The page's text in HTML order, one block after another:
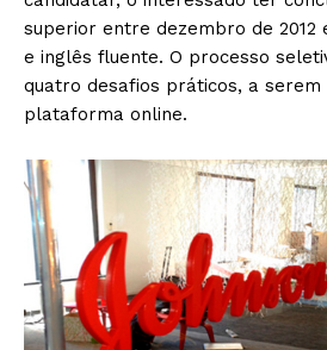
superior entre dezembro de 2012
e inglês fluente. O processo
quatro desafios práticos, a serem
plataforma online.